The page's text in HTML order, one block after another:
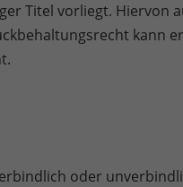
Titel vorliegt. Hiervon
kann
oder